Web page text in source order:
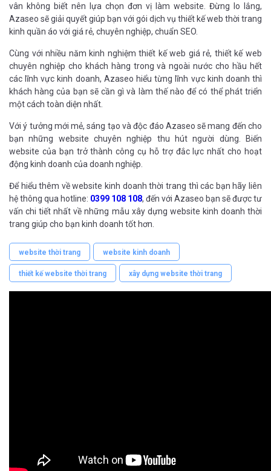
vân không biết nên lựa chọn đơn vị làm website. Đừng lo lắng,
Azaseo sẽ giải quyết giúp bạn với gói dịch vụ thiết kế web thời trang
kinh quần áo với giá rẻ, chuyên nghiệp, chuẩn SEO.
Cùng với nhiều năm kinh nghiệm thiết kế web giá rẻ, thiết kế web
chuyên nghiệp cho khách hàng trong và ngoài nước cho hầu hết
các lĩnh vực kinh doanh, Azaseo hiểu từng lĩnh vực kinh doanh thì
khách hàng của bạn sẽ cần gì và làm thế nào để có thể phát triển
một cách toàn diện nhất.
Với ý tưởng mới mẻ, sáng tạo và độc đáo Azaseo sẽ mang đến cho
bạn những website chuyên nghiệp thu hút người dùng. Biến
website của bạn trở thành công cụ hỗ trợ đắc lực nhất cho hoạt
động kinh doanh của doanh nghiệp.
Để hiểu thêm về website kinh doanh thời trang thì các bạn hãy liên
hệ thông qua hotline: 0399 108 108, đến với Azaseo bạn sẽ được tư
vấn chi tiết nhất về những mẫu xây dựng website kinh doanh thời
trang giúp cho bạn kinh doanh tốt hơn.
website thời trang website kinh doanh
thiết kế website thời trang xây dựng website thời trang